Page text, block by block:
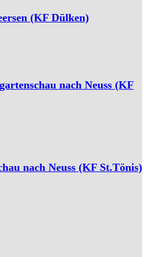
(KF Dülken)
nach Neuss (KF
nach Neuss (KF St.Tönis)